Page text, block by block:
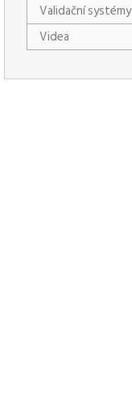
Validační systémy
Videa